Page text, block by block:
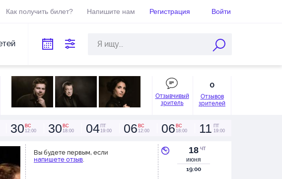
Как получить билет? Напишите нам Регистрация Войти
Отзывчивый
зритель
0
Отзывов
зрителей
30 ВС
12:00
30 ВС
18:00
04 ПТ
19:00
06 ВС
12:00
06 ВС
18:00
11 ПТ
19:00
Вы будете первым, если
напишете отзыв.
18 ЧТ
июня
19:00